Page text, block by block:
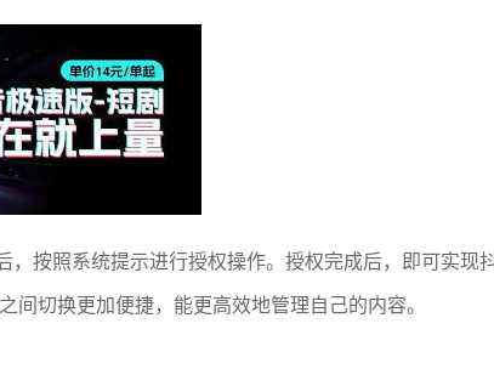
，按照系统提示进行授权操作。授权完成后，即可实现
切换更加便捷，能更高效地管理自己的内容。